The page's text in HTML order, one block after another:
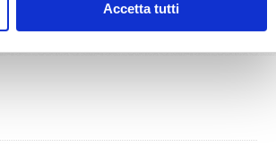
Accetta tutti